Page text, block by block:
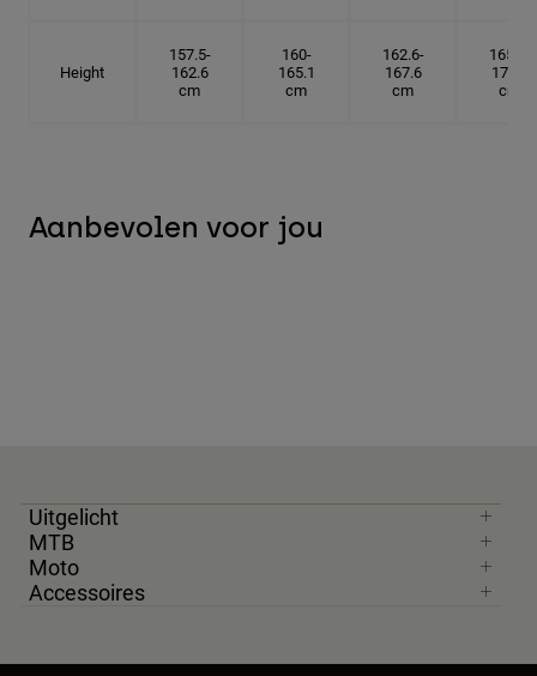
Height
157.5-
162.6
cm
160-
165.1
cm
162.6-
167.6
cm
165.1-
172.7
cm
Aanbevolen voor jou
Uitgelicht
MTB
Moto
Accessoires